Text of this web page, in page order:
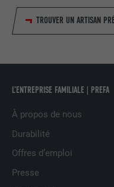
TROUVER UN ARTISAN
L’ENTREPRISE FAMILIALE | PREFA
À propos de nous
Durabilité
Offres d’emploi
Presse
nous
UTILITÉ